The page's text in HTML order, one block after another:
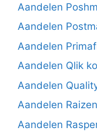
Aandelen
Aandelen
Aandelen
Aandelen Qlik
Aandelen
Aandelen
Aandelen